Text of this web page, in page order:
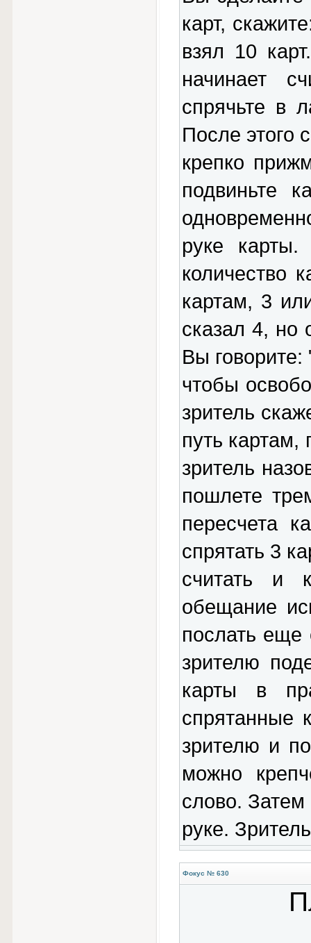
карт,
взял 10
начинает
спрячьте в
После этого
крепко
подвиньте
руке
количество
картам, 3
сказал 4, но
Вы говорите:
чтобы
зритель
путь картам,
зритель
пошлете
пересчета
спрятать 3
считать и
обещание
послать еще
зрителю
карты в
спрятанные
зрителю и
можно
слово. Затем
руке.
Фокус № 630